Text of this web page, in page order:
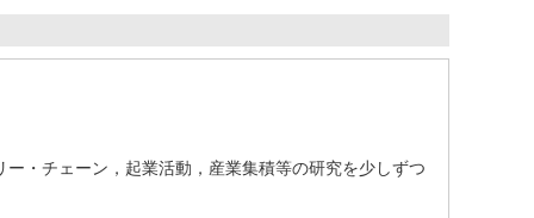
・チェーン，起業活動，産業集積等の研究を少しずつ